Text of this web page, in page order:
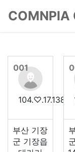
COMNPIA
001
104.♡.17.138
부산 기장
군 기장읍